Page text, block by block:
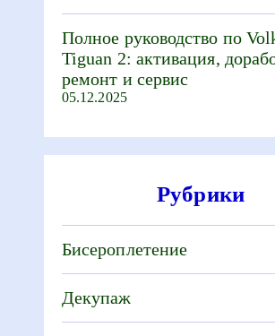
Полное руководство по
Tiguan 2: активация,
ремонт и сервис
05.12.2025
Рубрики
Бисероплетение
Декупаж